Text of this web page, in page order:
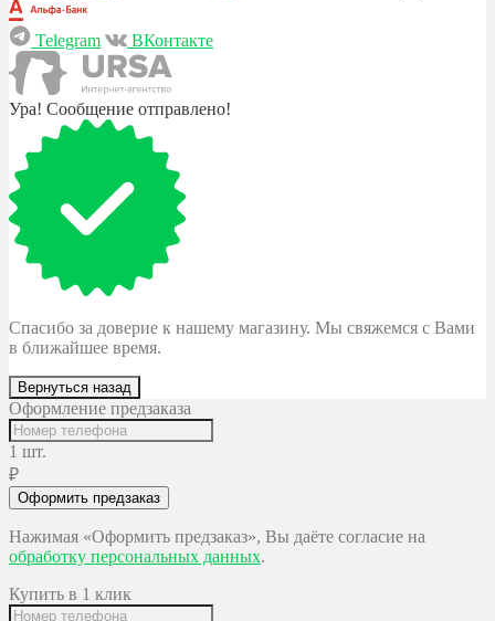
Telegram ВКонтакте
Ура! Сообщение отправлено!
Спасибо за доверие к нашему магазину. Мы свяжемся с Вами
в ближайшее время.
Вернуться назад
Оформление предзаказа
1 шт.
₽
Оформить предзаказ
Нажимая «Оформить предзаказ», Вы даёте согласие на
обработку персональных данных.
Купить в 1 клик